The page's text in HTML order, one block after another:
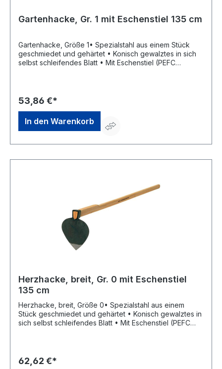
Gartenhacke, Gr. 1 mit Eschenstiel 135 cm
Gartenhacke, Größe 1• Spezialstahl aus einem Stück
geschmiedet und gehärtet • Konisch gewalztes in sich
selbst schleifendes Blatt • Mit Eschenstiel (PEFC
53,86 €*
In den Warenkorb
Herzhacke, breit, Gr. 0 mit Eschenstiel
135 cm
Herzhacke, breit, Größe 0• Spezialstahl aus einem
Stück geschmiedet und gehärtet • Konisch gewalztes in
sich selbst schleifendes Blatt • Mit Eschenstiel (PEFC
62,62 €*